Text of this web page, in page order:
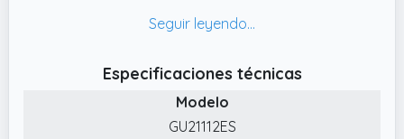
cuando no se usa.
barca inflable incluye todo lo necesario para
disfrutar de una experiencia de pesca sin
complicaciones, incluyendo un bote inflable,
Especificaciones técnicas
Modelo
GU21112ES